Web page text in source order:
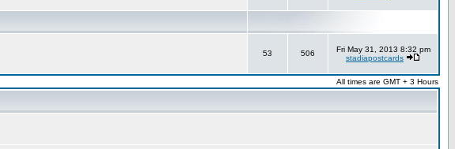
53 506
Fri May 31, 2013 8:32 pm
stadiapostcards
All times are GMT + 3 Hours